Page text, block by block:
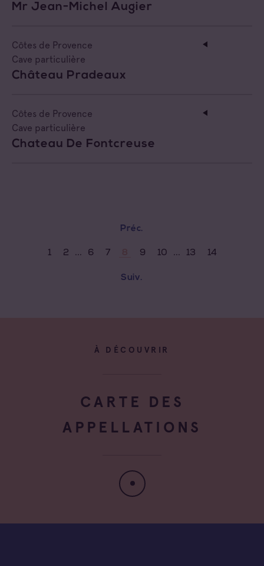
Mr Jean-Michel Augier
Côtes de Provence
Cave particulière
Château Pradeaux
Côtes de Provence
Cave particulière
Chateau De Fontcreuse
Préc.
1 2 ... 6 7 9 10 ... 13 14
Suiv.
À DÉCOUVRIR
CARTE DES
APPELLATIONS